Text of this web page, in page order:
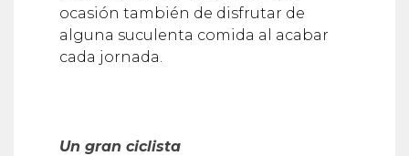
alguna suculenta comida al acabar
cada jornada.